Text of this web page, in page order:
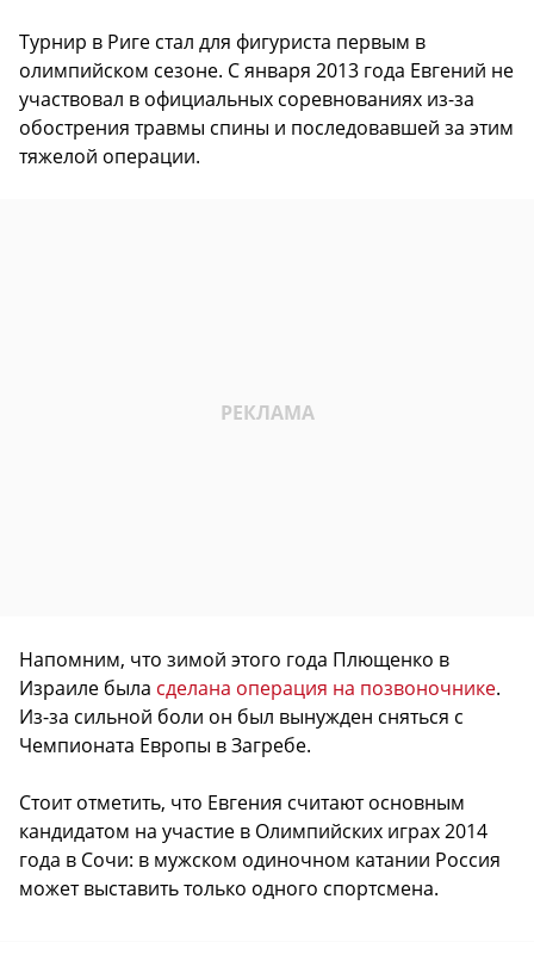
Турнир в Риге стал для фигуриста первым в
олимпийском сезоне. С января 2013 года Евгений не
участвовал в официальных соревнованиях из-за
обострения травмы спины и последовавшей за этим
тяжелой операции.
Напомним, что зимой этого года Плющенко в
Израиле была сделана операция на позвоночнике.
Из-за сильной боли он был вынужден сняться с
Чемпионата Европы в Загребе.
Стоит отметить, что Евгения считают основным
кандидатом на участие в Олимпийских играх 2014
года в Сочи: в мужском одиночном катании Россия
может выставить только одного спортсмена.